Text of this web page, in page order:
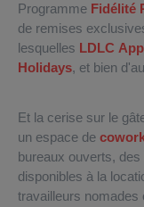
Programme Fidélité
de remises
lesquelles LDLC
Holidays, et bien
Et la cerise sur le
un espace de
bureaux ouverts,
disponibles à la
travailleurs nomades